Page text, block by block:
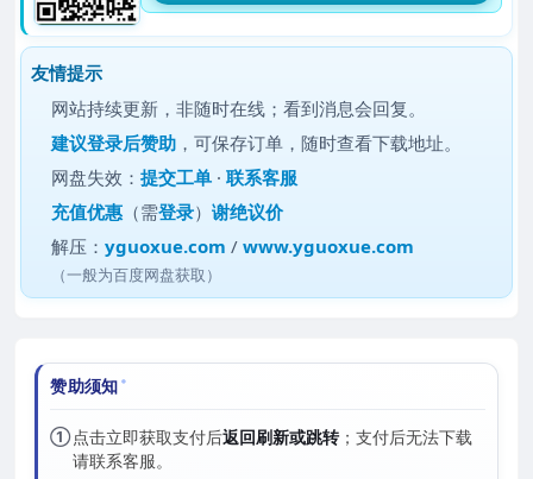
友情提示
网站持续更新，非随时在线；看到消息会回复。
建议登录后赞助 ，可保存订单，随时查看下载地址。
网盘失效：提交工单 ·联系客服
充值优惠 （需登录）谢绝议价
解压：yguoxue.com /www.yguoxue.com
（一般为百度网盘获取）
赞助须知
①点击立即获取支付后返回刷新或跳转；支付后无法下载
请联系客服。